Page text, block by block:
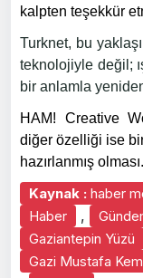
kalpten teşekkür
Turknet, bu
teknolojiyle değil;
bir anlamla
HAM! Creative
diğer özelliği ise
hazırlanmış olması.
Kaynak : haber
Haber ,
Gaziantepin Yüzü
Gazi Mustafa